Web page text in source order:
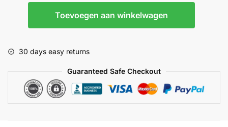
Tremun
Toevoegen aan winkelwagen
30 days easy returns
Guaranteed Safe Checkout